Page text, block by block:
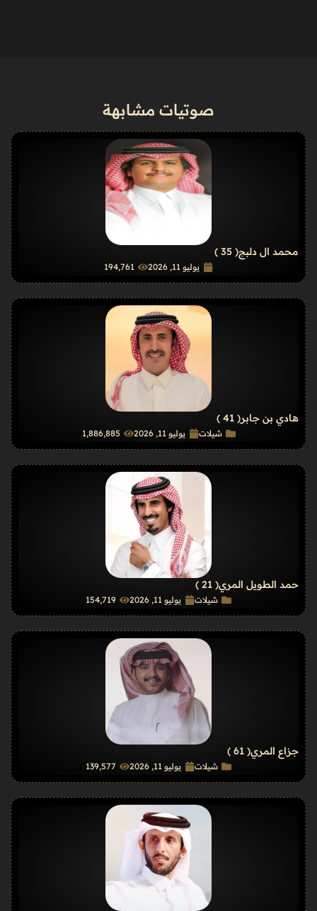
صوتيات مشابهة
محمد ال دلبج( 35 )
يوليو 11, 2026 194٬761
هادي بن جابر( 41 )
شيلات يوليو 11, 2026 1٬886٬885
حمد الطويل المري( 21 )
شيلات يوليو 11, 2026 154٬719
جزاع المري( 61 )
شيلات يوليو 11, 2026 139٬577